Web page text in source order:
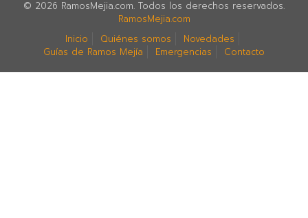
© 2026 RamosMejia.com. Todos los derechos reservados.
RamosMejia.com
Inicio
Quiénes somos
Novedades
Guías de Ramos Mejía
Emergencias Contacto